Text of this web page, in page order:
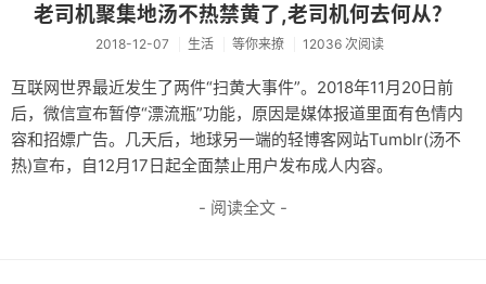
分类
分享
技术
教程
生活
老司机聚集地汤不热禁黄了,老司机何去何从？
2018-12-07 生活 等你来撩 12036 次阅读
互联网世界最近发生了两件“扫黄大事件”。2018年11月20日前
后，微信宣布暂停“漂流瓶”功能，原因是媒体报道里面有色情内
容和招嫖广告。几天后，地球另一端的轻博客网站Tumblr(汤不
热)宣布，自12月17日起全面禁止用户发布成人内容。
- 阅读全文 -